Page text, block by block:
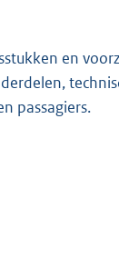
en
passagiers.